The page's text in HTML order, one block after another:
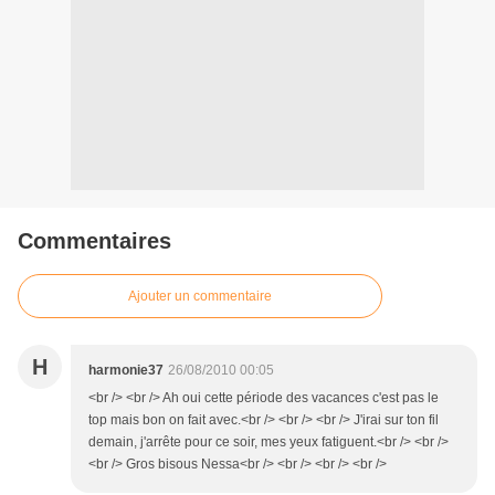
Commentaires
Ajouter un commentaire
H harmonie37 26/08/2010 00:05
<br /> <br /> Ah oui cette période des vacances c'est pas le
top mais bon on fait avec.<br /> <br /> <br /> J'irai sur ton fil
demain, j'arrête pour ce soir, mes yeux fatiguent.<br /> <br />
<br /> Gros bisous Nessa<br /> <br /> <br /> <br />